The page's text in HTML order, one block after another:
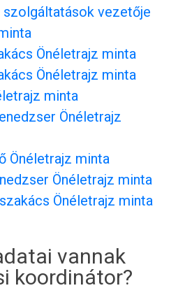
szolgáltatások vezetője
Önéletrajz minta
Önéletrajz minta
minta
Önéletrajz
Önéletrajz minta
Önéletrajz minta
Önéletrajz minta
vannak
koordinátor?